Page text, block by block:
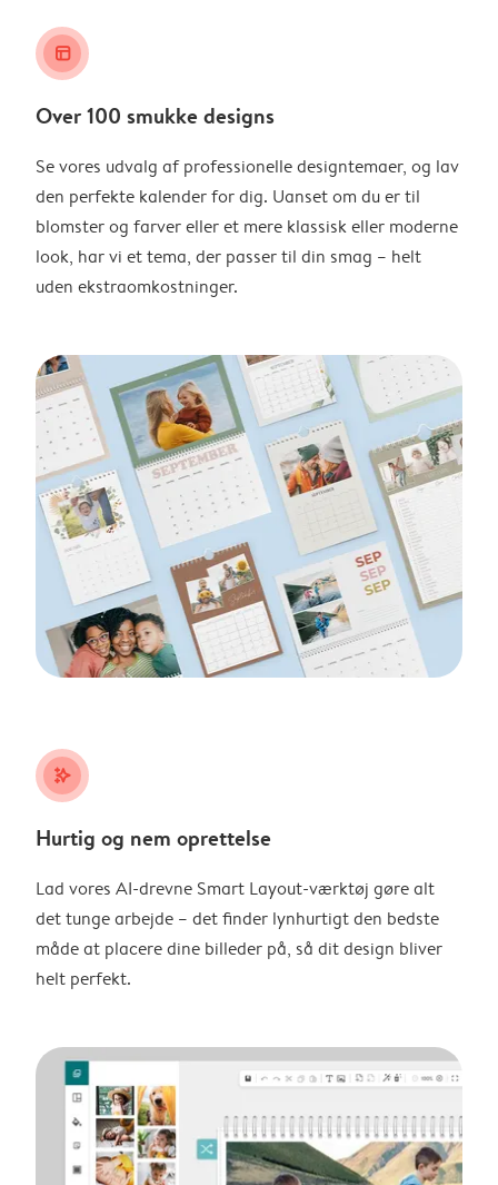
layout_alt
Over 100 smukke designs
Se vores udvalg af professionelle designtemaer, og lav
den perfekte kalender for dig. Uanset om du er til
blomster og farver eller et mere klassisk eller moderne
look, har vi et tema, der passer til din smag – helt
uden ekstraomkostninger.
stars_plus
Hurtig og nem oprettelse
Lad vores AI-drevne Smart Layout-værktøj gøre alt
det tunge arbejde – det finder lynhurtigt den bedste
måde at placere dine billeder på, så dit design bliver
helt perfekt.